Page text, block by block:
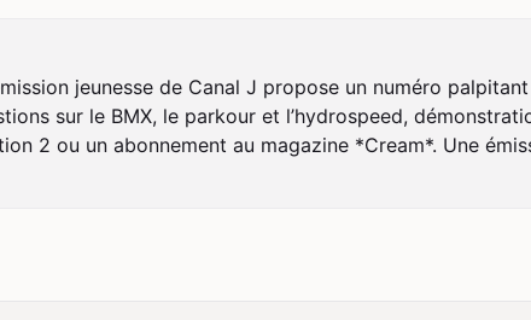
jeunesse de Canal J propose un numéro
sur le BMX, le parkour et l’hydrospeed,
2 ou un abonnement au magazine *Cream*. Une